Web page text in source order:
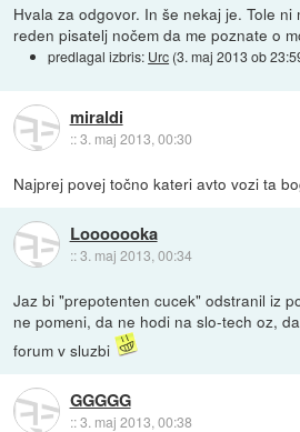
Hvala za odgovor. In še nekaj je. Tole
reden pisatelj nočem da me poznate o
predlagal izbris: Urc (3. maj 2013 ob
miraldi
::3. maj 2013, 00:30
Najprej povej točno kateri avto vozi ta
Looooooka
::3. maj 2013, 00:34
Jaz bi "prepotenten cucek" odstranil iz
ne pomeni, da ne hodi na slo-tech oz,
forum v sluzbi
GGGGG
::3. maj 2013, 00:38